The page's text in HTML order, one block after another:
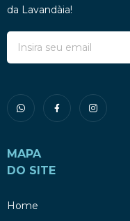
da Lavandàia!
MAPA
DO SITE
Home